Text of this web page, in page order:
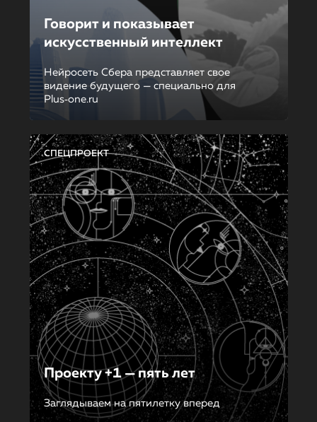
Говорит и показывает
искусственный интеллект
Нейросеть Сбера представляет свое
видение будущего — специально для
Plus‑one.ru
СПЕЦПРОЕКТ
Проекту +1 — пять лет
Заглядываем на пятилетку вперед